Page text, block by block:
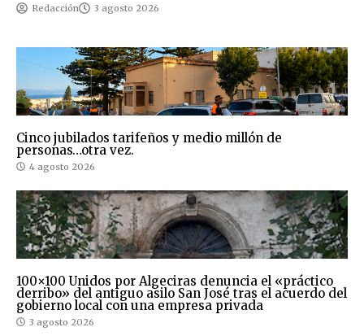
Redacción 3 agosto 2026
Cinco jubilados tarifeños y medio millón de
personas…otra vez.
4 agosto 2026
100×100 Unidos por Algeciras denuncia el «práctico
derribo» del antiguo asilo San José tras el acuerdo del
gobierno local con una empresa privada
3 agosto 2026